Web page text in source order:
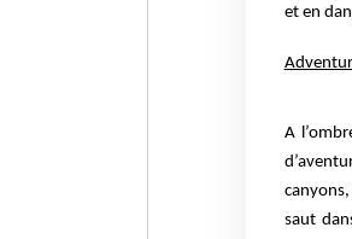
et en
A
saut